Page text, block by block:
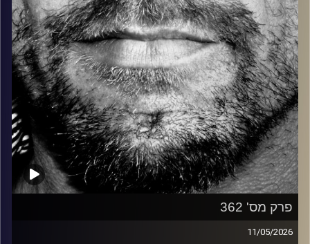
פרק מס' 362
11/05/2026